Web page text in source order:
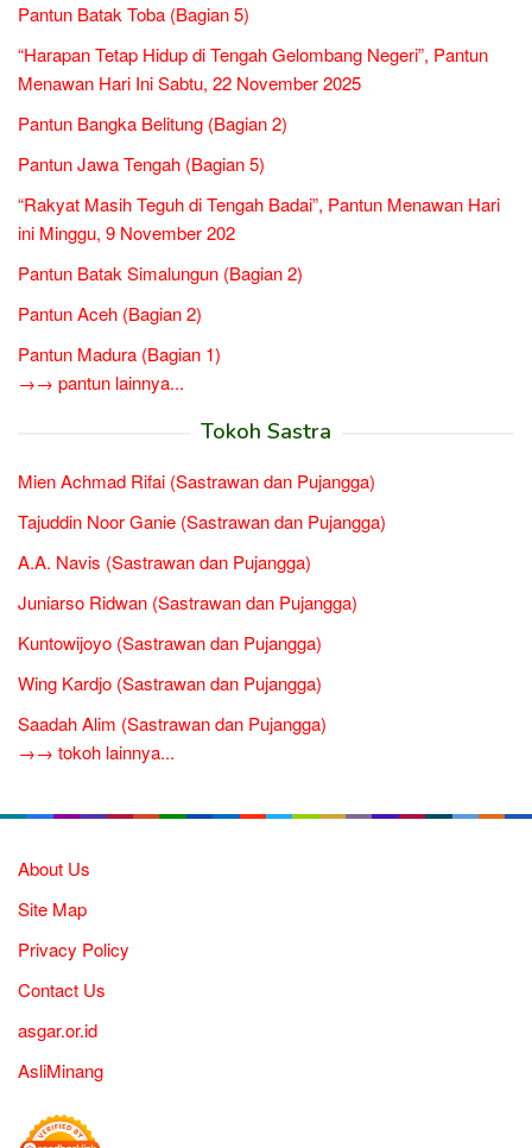
Pantun Batak Toba (Bagian 5)
“Harapan Tetap Hidup di Tengah Gelombang Negeri”, Pantun
Menawan Hari Ini Sabtu, 22 November 2025
Pantun Bangka Belitung (Bagian 2)
Pantun Jawa Tengah (Bagian 5)
“Rakyat Masih Teguh di Tengah Badai”, Pantun Menawan Hari
ini Minggu, 9 November 202
Pantun Batak Simalungun (Bagian 2)
Pantun Aceh (Bagian 2)
Pantun Madura (Bagian 1)
→→ pantun lainnya...
Tokoh Sastra
Mien Achmad Rifai (Sastrawan dan Pujangga)
Tajuddin Noor Ganie (Sastrawan dan Pujangga)
A.A. Navis (Sastrawan dan Pujangga)
Juniarso Ridwan (Sastrawan dan Pujangga)
Kuntowijoyo (Sastrawan dan Pujangga)
Wing Kardjo (Sastrawan dan Pujangga)
Saadah Alim (Sastrawan dan Pujangga)
→→ tokoh lainnya...
About Us
Site Map
Privacy Policy
Contact Us
asgar.or.id
AsliMinang